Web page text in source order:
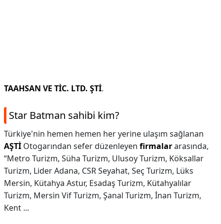
TAAHSAN VE TİC. LTD. ŞTİ.
Star Batman sahibi kim?
Türkiye'nin hemen hemen her yerine ulaşım sağlanan
AŞTİ Otogarından sefer düzenleyen firmalararasında,
“Metro Turizm, Süha Turizm, Ulusoy Turizm, Köksallar
Turizm, Lider Adana, CSR Seyahat, Seç Turizm, Lüks
Mersin, Kütahya Astur, Esadaş Turizm, Kütahyalılar
Turizm, Mersin Vif Turizm, Şanal Turizm, İnan Turizm,
Kent ...